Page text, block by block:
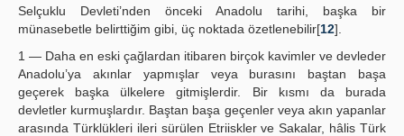
Selçuklu Devleti’nden önceki Anadolu tarihi, başka bir
münasebetle belirttiğim gibi, üç noktada özetlenebilir[12].
1 — Daha en eski çağlardan itibaren birçok kavimler ve devleder
Anadolu’ya akınlar yapmışlar veya burasını baştan başa
geçerek başka ülkelere gitmişlerdir. Bir kısmı da burada
devletler kurmuşlardır. Baştan başa geçenler veya akın yapanlar
arasında Türklükleri ileri sürülen Etriiskler ve Sakalar, hâlis Türk